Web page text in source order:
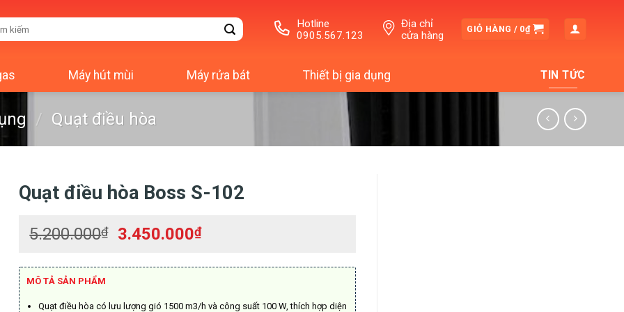
Hotline
0905.567.123
Địa chỉ
cửa hàng
GIỎ HÀNG / 0₫
Máy hút mùi Máy rửa bát Thiết bị gia dụng TIN TỨC
/ Quạt điều hòa
Quạt điều hòa Boss S-102
5.200.000₫
Giá
là:
3.450.000₫Giá
tại
3.450.000₫.
MÔ TẢ SẢN PHẨM
Quạt điều hòa có lưu lượng gió 1500 m3/h và công suất 100 W, thích hợp diện